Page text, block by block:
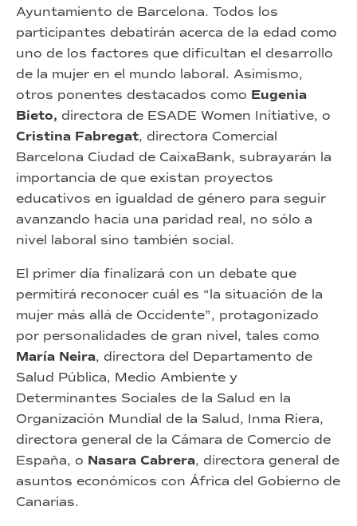
Ayuntamiento de Barcelona. Todos los
participantes debatirán acerca de la edad como
uno de los factores que dificultan el desarrollo
de la mujer en el mundo laboral. Asimismo,
otros ponentes destacados como Eugenia
Bieto, directora de ESADE Women Initiative, o
Cristina Fabregat, directora Comercial
Barcelona Ciudad de CaixaBank, subrayarán la
importancia de que existan proyectos
educativos en igualdad de género para seguir
avanzando hacia una paridad real, no sólo a
nivel laboral sino también social.
El primer día finalizará con un debate que
permitirá reconocer cuál es “la situación de la
mujer más allá de Occidente”, protagonizado
por personalidades de gran nivel, tales como
María Neira, directora del Departamento de
Salud Pública, Medio Ambiente y
Determinantes Sociales de la Salud en la
Organización Mundial de la Salud, Inma Riera,
directora general de la Cámara de Comercio de
España, o Nasara Cabrera, directora general de
asuntos económicos con África del Gobierno de
Canarias.